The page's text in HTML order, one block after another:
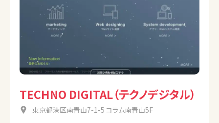
TECHNO DIGITAL（テクノデジタル）
東京都港区南青山7-1-5 コラム南青山5F